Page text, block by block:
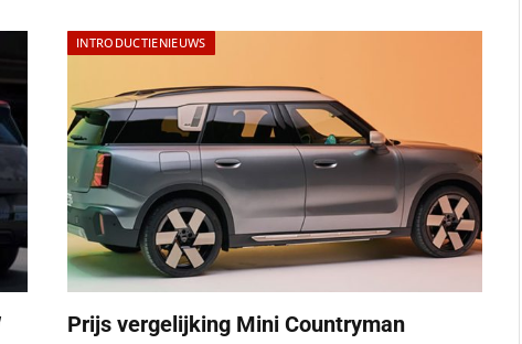
INTRODUCTIENIEUWS
Prijs vergelijking Mini Countryman